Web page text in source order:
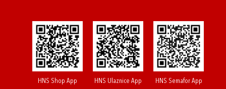
HNS Shop App HNS Ulaznice App HNS Semafor App